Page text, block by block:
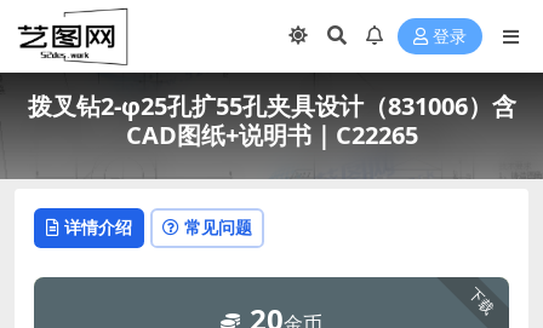
登录
拨叉钻2-φ25孔扩55孔夹具设计（831006）含
CAD图纸+说明书｜C22265
详情介绍 常见问题
下载
20金币